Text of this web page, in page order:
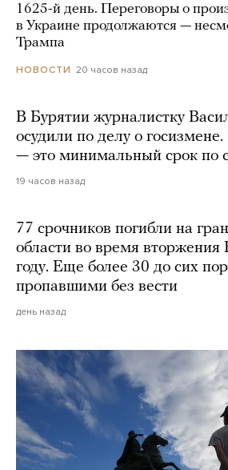
1625-й день. Переговоры о
в Украине продолжаются —
Трампа
НОВОСТИ 20 часов назад
В Бурятии журналистку
осудили по делу о
— это минимальный срок по
19 часов назад
77 срочников погибли на
области во время
году. Еще более 30 до сих
пропавшими без вести
день назад